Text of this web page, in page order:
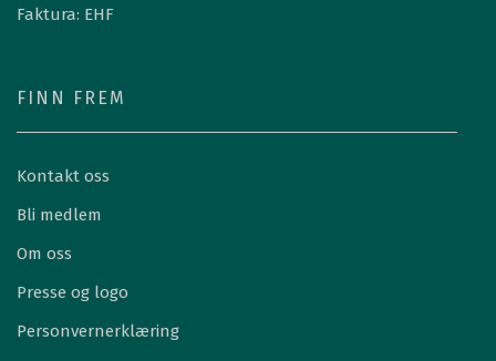
Faktura: EHF
FINN FREM
Kontakt oss
Bli medlem
Om oss
Presse og logo
Personvernerklæring